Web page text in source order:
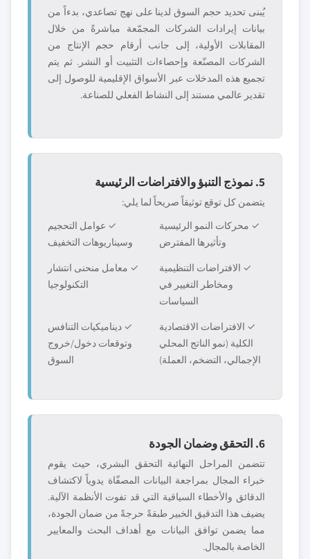
يُبنى تحديد حجم السوق لدينا على نهج تصاعدي، بدءاً من
بيانات إيرادات الشركات المجمّعة مباشرةً من خلال
المقابلات الأولية، إلى جانب أرقام حجم الإنتاج من
الشركات المصنّعة وإحصاءات التثبيت أو النشر. ثم يتم
تجميع هذه المدخلات عبر الأسواق الإقليمية للوصول إلى
تقدير عالمي مستند إلى النشاط الفعلي للصناعة.
5. نموذج التنبؤ والافتراضات الرئيسية
يتضمن كل توقع توثيقاً صريحاً لما يلي:
✓ محركات النمو الرئيسية
وتأثيرها المفترض
✓ عوامل التحجيم
وسيناريوهات التخفيف
✓ الافتراضات التنظيمية
ومخاطر التغيير في
السياسات
✓ معامل منحنى انتشار
التكنولوجيا
✓ الافتراضات الاقتصادية
الكلية (نمو الناتج المحلي
الإجمالي، التضخم، العملة)
✓ ديناميكيات التنافس
وتوقعات دخول/خروج
السوق
6. التحقق وضمان الجودة
تتضمن المراحل النهائية التحقق البشري، حيث يقوم
خبراء المجال بمراجعة البيانات المصفّاة يدوياً لاكتشاف
الدقائق والأخطاء السياقية التي قد تفوت الأنظمة الآلية.
يضيف هذا التدقيق الخبير طبقةً حرجةً من ضمان الجودة،
مما يضمن توافق البيانات مع أهداف البحث والمعايير
الخاصة بالمجال.